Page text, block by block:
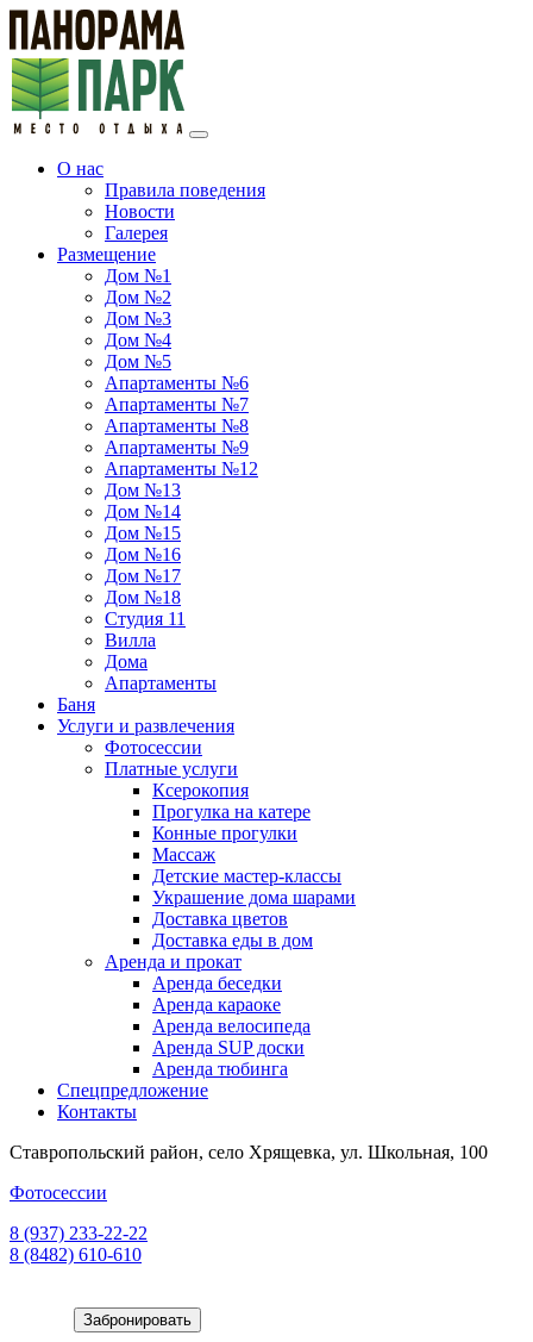
О нас
Правила поведения
Новости
Галерея
Размещение
Дом №1
Дом №2
Дом №3
Дом №4
Дом №5
Апартаменты №6
Апартаменты №7
Апартаменты №8
Апартаменты №9
Апартаменты №12
Дом №13
Дом №14
Дом №15
Дом №16
Дом №17
Дом №18
Студия 11
Вилла
Дома
Апартаменты
Баня
Услуги и развлечения
Фотосессии
Платные услуги
Ксерокопия
Прогулка на катере
Конные прогулки
Массаж
Детские мастер-классы
Украшение дома шарами
Доставка цветов
Доставка еды в дом
Аренда и прокат
Аренда беседки
Аренда караоке
Аренда велосипеда
Аренда SUP доски
Аренда тюбинга
Спецпредложение
Контакты
Ставропольский район, село Хрящевка, ул. Школьная, 100
Фотосессии
8 (937) 233-22-22
8 (8482) 610-610
Забронировать